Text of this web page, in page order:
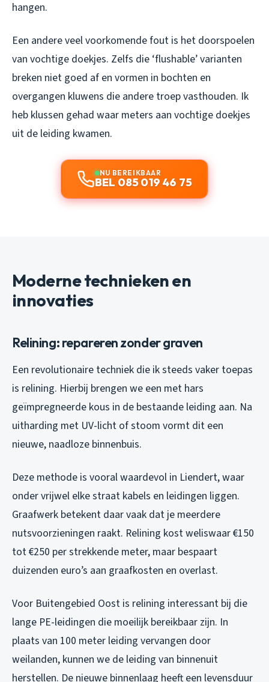
hangen.
Een andere veel voorkomende fout is het doorspoelen
van vochtige doekjes. Zelfs die ‘flushable’ varianten
breken niet goed af en vormen in bochten en
overgangen kluwens die andere troep vasthouden. Ik
heb klussen gehad waar meters aan vochtige doekjes
uit de leiding kwamen.
NU BEREIKBAAR
BEL 085 019 46 75
Moderne technieken en
innovaties
Relining: repareren zonder graven
Een revolutionaire techniek die ik steeds vaker toepas
is relining. Hierbij brengen we een met hars
geïmpregneerde kous in de bestaande leiding aan. Na
uitharding met UV-licht of stoom vormt dit een
nieuwe, naadloze binnenbuis.
Deze methode is vooral waardevol in Liendert, waar
onder vrijwel elke straat kabels en leidingen liggen.
Graafwerk betekent daar vaak dat je meerdere
nutsvoorzieningen raakt. Relining kost weliswaar €150
tot €250 per strekkende meter, maar bespaart
duizenden euro’s aan graafkosten en overlast.
Voor Buitengebied Oost is relining interessant bij die
lange PE-leidingen die moeilijk bereikbaar zijn. In
plaats van 100 meter leiding vervangen door
weilanden, kunnen we de leiding van binnenuit
herstellen. De nieuwe binnenlaag heeft een levensduur